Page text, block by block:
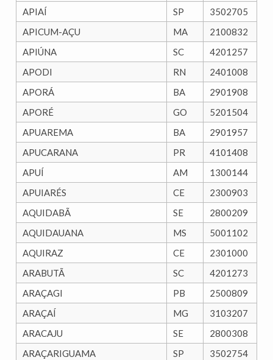
APIAÍ
SP
3502705
APICUM-AÇU
MA
2100832
APIÚNA
SC
4201257
APODI
RN
2401008
APORÁ
BA
2901908
APORÉ
GO
5201504
APUAREMA
BA
2901957
APUCARANA
PR
4101408
APUÍ
AM
1300144
APUIARÉS
CE
2300903
AQUIDABÃ
SE
2800209
AQUIDAUANA
MS
5001102
AQUIRAZ
CE
2301000
ARABUTÃ
SC
4201273
ARAÇAGI
PB
2500809
ARAÇAÍ
MG
3103207
ARACAJU
SE
2800308
ARAÇARIGUAMA
SP 3502754